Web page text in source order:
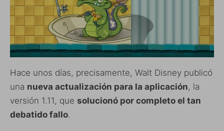
Hace unos días, precisamente, Walt Disney publicó
una nueva actualización para la aplicación, la
versión 1.11, que solucionó por completo el tan
debatido fallo.